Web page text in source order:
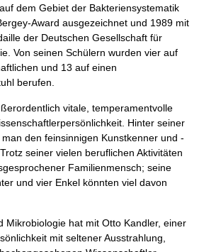
dem Gebiet der Bakteriensystematik
Award ausgezeichnet und 1989 mit
der Deutschen Gesellschaft für
Von seinen Schülern wurden vier auf
und 13 auf einen
berufen.
vitale, temperamentvolle
Hinter seiner
den feinsinnigen Kunstkenner und -
seiner vielen beruflichen Aktivitäten
Familienmensch; seine
und vier Enkel könnten viel davon
Mikrobiologie hat mit Otto Kandler, einer
mit seltener Ausstrahlung,